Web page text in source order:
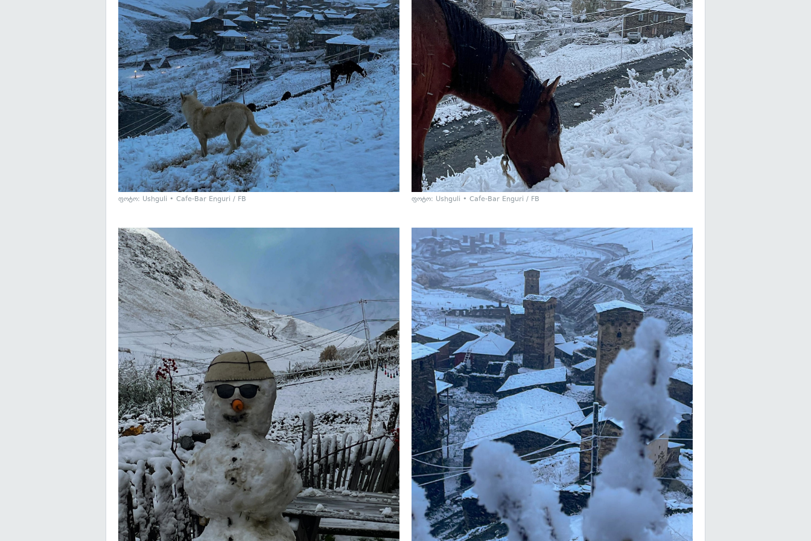
ფოტო: Ushguli • Cafe-Bar Enguri / FB ფოტო: Ushguli • Cafe-Bar Enguri / FB